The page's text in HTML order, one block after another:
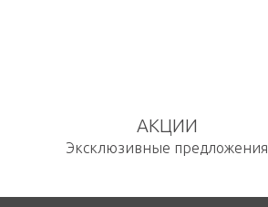
АКЦИИ
Эксклюзивные предложения